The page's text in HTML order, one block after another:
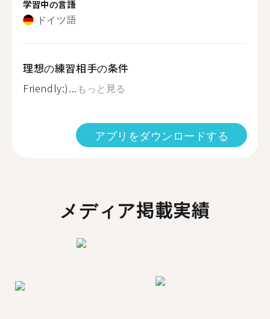
学習中の言語
ドイツ語
理想の練習相手の条件
Friendly:)... もっと見る
アプリをダウンロードする
メディア掲載実績